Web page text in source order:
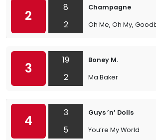
2
8
2
Champagne
Oh Me, Oh My,
3
19
2
Boney M.
Ma Baker
4
3
5
Guys ’n’ Dolls
You’re My World